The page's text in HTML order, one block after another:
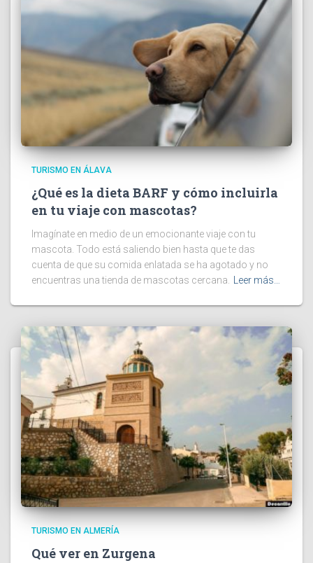
TURISMO EN ÁLAVA
¿Qué es la dieta BARF y cómo incluirla
en tu viaje con mascotas?
Imagínate en medio de un emocionante viaje con tu
mascota. Todo está saliendo bien hasta que te das
cuenta de que su comida enlatada se ha agotado y no
encuentras una tienda de mascotas cercana.
Leer más…
TURISMO EN ALMERÍA
Qué ver en Zurgena